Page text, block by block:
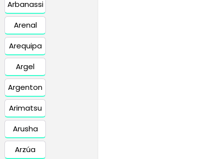
Arbanassi
Arenal
Arequipa
Argel
Argenton
Arimatsu
Arusha
Arzúa